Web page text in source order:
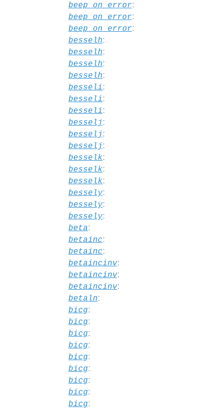
beep_on_error:
beep_on_error:
beep_on_error:
besselh:
besselh:
besselh:
besselh:
besseli:
besseli:
besseli:
besselj:
besselj:
besselj:
besselk:
besselk:
besselk:
bessely:
bessely:
bessely:
beta:
betainc:
betainc:
betaincinv:
betaincinv:
betaincinv:
betaln:
bicg:
bicg:
bicg:
bicg:
bicg:
bicg:
bicg:
bicg:
bicg: